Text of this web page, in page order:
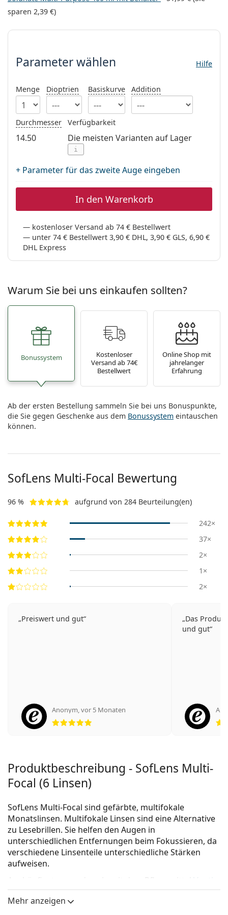
Alle Marken
Alle Marken
Alle Pflegemittel
sparen 2,39 €)
Parameter wählen
Parameter wählen Hilfe
Menge Dioptrien Basiskurve Addition
Durchmesser
14.50
Verfügbarkeit
Die meisten Varianten auf Lager
i
+ Parameter für das zweite Auge eingeben
In den Warenkorb
kostenloser Versand ab 74 € Bestellwert
unter 74 € Bestellwert 3,90 € DHL, 3,90 € GLS, 6,90 €
DHL Express
Warum Sie bei uns einkaufen sollten?
Bonussystem
Kostenloser
Versand ab 74€
Bestellwert
Online Shop mit
jahrelanger
Erfahrung
Ab der ersten Bestellung sammeln Sie bei uns Bonuspunkte,
die Sie gegen Geschenke aus dem Bonussystem eintauschen
können.
SofLens Multi-Focal Bewertung
96 % aufgrund von 284 Beurteilung(en)
242×
37×
2×
1×
2×
Preiswert und gut
Anonym vor 5 Monaten
Das
und gut
Produktbeschreibung - SofLens Multi-
Focal (6 Linsen)
SofLens Multi-Focal sind gefärbte, multifokale
Monatslinsen. Multifokale Linsen sind eine Alternative
zu Lesebrillen. Sie helfen den Augen in
unterschiedlichen Entfernungen beim Fokussieren, da
verschiedene Linsenteile unterschiedliche Stärken
aufweisen.
Am häufigsten werden sie mit dem Pflegemittel Vantio
Multi-Purpose 360 ml mit Behälterverkauft.
Es ist ein Medizinprodukt. Lesen Sie vor dem Gebrauch
Mehr anzeigen